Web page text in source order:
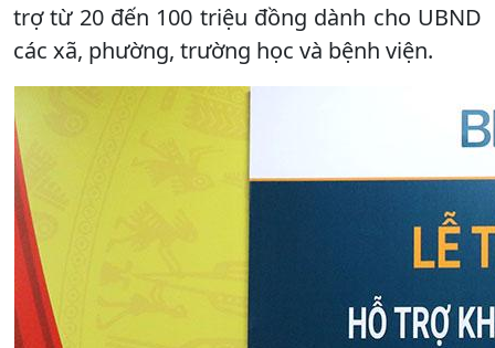
trợ từ 20 đến 100 triệu đồng dành cho UBND
các xã, phường, trường học và bệnh viện.